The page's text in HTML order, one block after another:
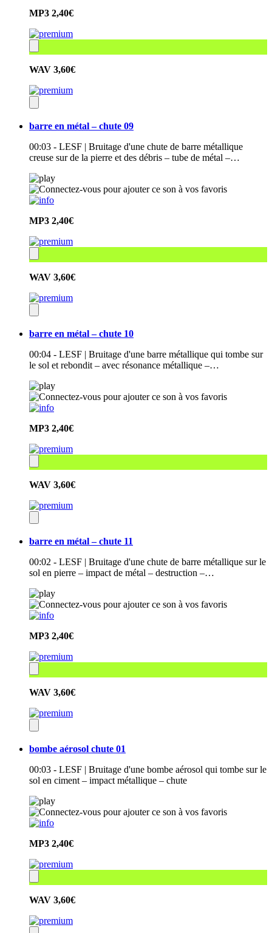
MP3 2,40€
WAV 3,60€
barre en métal – chute 09
00:03 - LESF | Bruitage d'une chute de barre métallique
creuse sur de la pierre et des débris – tube de métal –…
MP3 2,40€
WAV 3,60€
barre en métal – chute 10
00:04 - LESF | Bruitage d'une barre métallique qui tombe sur
le sol et rebondit – avec résonance métallique –…
MP3 2,40€
WAV 3,60€
barre en métal – chute 11
00:02 - LESF | Bruitage d'une chute de barre métallique sur le
sol en pierre – impact de métal – destruction –…
MP3 2,40€
WAV 3,60€
bombe aérosol chute 01
00:03 - LESF | Bruitage d'une bombe aérosol qui tombe sur le
sol en ciment – impact métallique – chute
MP3 2,40€
WAV 3,60€